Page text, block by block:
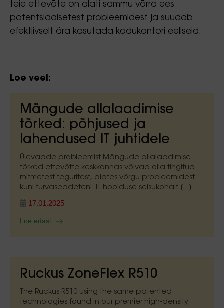
teie ettevõte on alati sammu võrra ees
potentsiaalsetest probleemidest ja suudab
efektiivselt ära kasutada kodukontori eeliseid.
Loe veel:
Mängude allalaadimise
tõrked: põhjused ja
lahendused IT juhtidele
Ülevaade probleemist Mängude allalaadimise
tõrked ettevõtte keskkonnas võivad olla tingitud
mitmetest teguritest, alates võrgu probleemidest
kuni turvaseadeteni. IT hoolduse seisukohalt [...]
17.01.2025
Loe edasi
Ruckus ZoneFlex R510
The Ruckus R510 using the same patented
technologies found in our premier high-density